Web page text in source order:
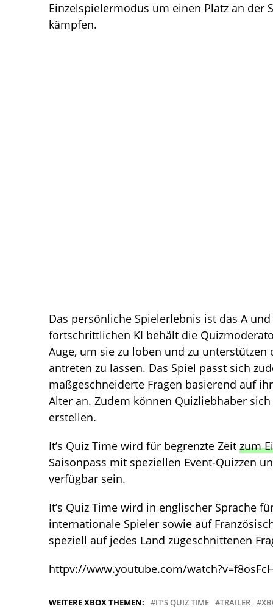
Einzelspielermodus um einen Platz an der
kämpfen.
Das persönliche Spielerlebnis ist das A
fortschrittlichen KI behält die
Auge, um sie zu loben und zu
antreten zu lassen. Das Spiel passt sich
maßgeschneiderte Fragen basierend auf
Alter an. Zudem können Quizliebhaber
erstellen.
It’s Quiz Time wird für begrenzte Zeit zum
Saisonpass mit speziellen Event-Quizzen
verfügbar sein.
It’s Quiz Time wird in englischer Sprache
internationale Spieler sowie auf
speziell auf jedes Land zugeschnittenen
httpv://www.youtube.com/
WEITERE XBOX THEMEN: IT’S QUIZ TIME TRAILER